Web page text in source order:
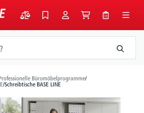
Büromöbelprogramme/
/Schreibtische BASE LINE